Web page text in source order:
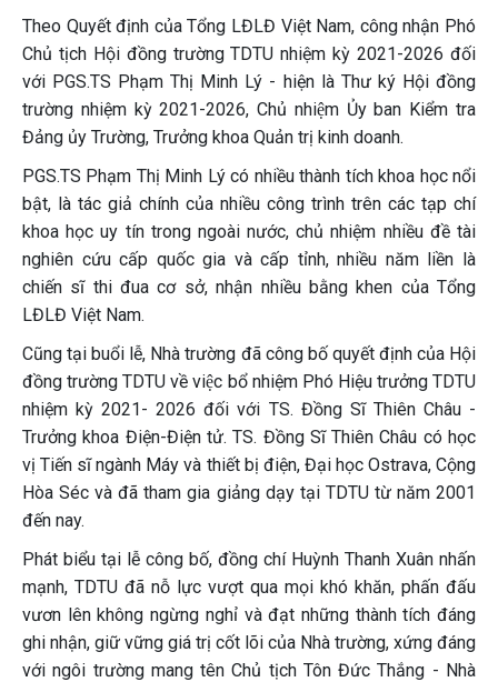
Theo Quyết định của Tổng LĐLĐ Việt Nam, công nhận Phó
Chủ tịch Hội đồng trường TDTU nhiệm kỳ 2021-2026 đối
với PGS.TS Phạm Thị Minh Lý - hiện là Thư ký Hội đồng
trường nhiệm kỳ 2021-2026, Chủ nhiệm Ủy ban Kiểm tra
Đảng ủy Trường, Trưởng khoa Quản trị kinh doanh.
PGS.TS Phạm Thị Minh Lý có nhiều thành tích khoa học nổi
bật, là tác giả chính của nhiều công trình trên các tạp chí
khoa học uy tín trong ngoài nước, chủ nhiệm nhiều đề tài
nghiên cứu cấp quốc gia và cấp tỉnh, nhiều năm liền là
chiến sĩ thi đua cơ sở, nhận nhiều bằng khen của Tổng
LĐLĐ Việt Nam.
Cũng tại buổi lễ, Nhà trường đã công bố quyết định của Hội
đồng trường TDTU về việc bổ nhiệm Phó Hiệu trưởng TDTU
nhiệm kỳ 2021- 2026 đối với TS. Đồng Sĩ Thiên Châu -
Trưởng khoa Điện-Điện tử. TS. Đồng Sĩ Thiên Châu có học
vị Tiến sĩ ngành Máy và thiết bị điện, Đại học Ostrava, Cộng
Hòa Séc và đã tham gia giảng dạy tại TDTU từ năm 2001
đến nay.
Phát biểu tại lễ công bố, đồng chí Huỳnh Thanh Xuân nhấn
mạnh, TDTU đã nỗ lực vượt qua mọi khó khăn, phấn đấu
vươn lên không ngừng nghỉ và đạt những thành tích đáng
ghi nhận, giữ vững giá trị cốt lõi của Nhà trường, xứng đáng
với ngôi trường mang tên Chủ tịch Tôn Đức Thắng - Nhà